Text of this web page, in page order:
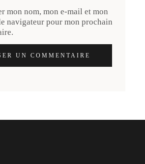
mon nom, mon e-mail et mon
navigateur pour mon prochain
UN COMMENTAIRE